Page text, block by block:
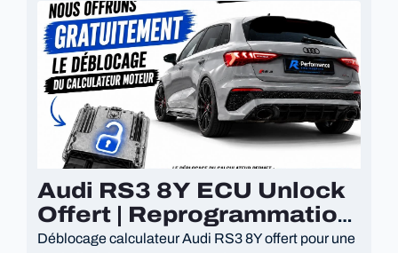
Audi RS3 8Y ECU Unlock
Offert | Reprogrammation
2.5 TFSI
Déblocage calculateur Audi RS3 8Y offert pour une